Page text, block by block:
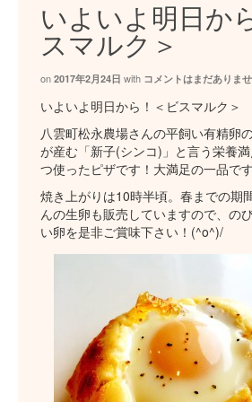
いよいよ明日か
スマルク＞
on 2017年2月24日 with コメントはまだありま
いよいよ明日から！＜ビスマルク＞
八雲町松永農場さんの平飼い有精卵
が産む「新子(シンコ)」と言う栄養
つ使ったピザです！大満足の一品です
焼き上がりは10時半頃。春までの期
んの生卵も販売していますので、の
い卵を是非ご賞味下さい！(^o^)/